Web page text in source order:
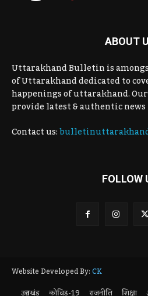
ABOUT
Uttarakhand Bulletin is
of Uttarakhand dedicated to
happenings of uttarakhand.
provide latest & authentic
Contact us:
FOLLOW
Website Developed By:CK
उत्तराखंड
कोविड-19 राजनीति शिक्षा